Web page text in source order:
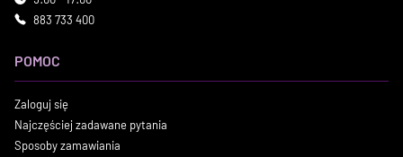
883 733 400
POMOC
Zaloguj się
Najczęściej zadawane pytania
Sposoby zamawiania